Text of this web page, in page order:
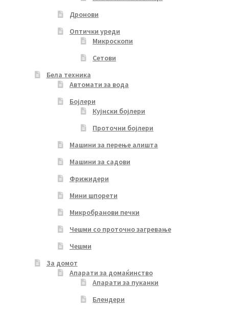
Дронови
Оптички уреди
Микроскопи
Сетови
Бела техника
Автомати за вода
Бојлери
Кујнски бојлери
Проточни бојлери
Машини за перење алишта
Машини за садови
Фрижидери
Мини шпорети
Микробранови печки
Чешми со проточно загревање
Чешми
За домот
Апарати за домаќинство
Апарати за пуканки
Блендери